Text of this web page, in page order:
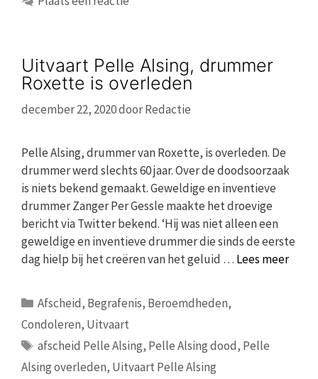
Uitvaart Pelle Alsing, drummer
Roxette is overleden
december 22, 2020doorRedactie
Pelle Alsing, drummer van Roxette, is overleden. De
drummer werd slechts 60 jaar. Over de doodsoorzaak
is niets bekend gemaakt. Geweldige en inventieve
drummer Zanger Per Gessle maakte het droevige
bericht via Twitter bekend. ‘Hij was niet alleen een
geweldige en inventieve drummer die sinds de eerste
dag hielp bij het creëren van het geluid … Lees meer
Categorieën
Afscheid, Begrafenis, Beroemdheden,
Condoleren, Uitvaart
Tags
afscheid Pelle Alsing, Pelle Alsing dood, Pelle
Alsing overleden, Uitvaart Pelle Alsing